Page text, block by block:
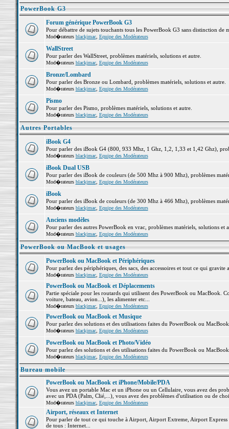
PowerBook G3
Forum générique PowerBook G3
Pour débattre de sujets touchants tous les PowerBook G3 sans distinction de
Mod�rateurs blackjmac, Equipe des Modérateurs
WallStreet
Pour parler des WallStreet, problèmes matériels, solutions et autre.
Mod�rateurs blackjmac, Equipe des Modérateurs
Bronze/Lombard
Pour parler des Bronze ou Lombard, problèmes matériels, solutions et autre.
Mod�rateurs blackjmac, Equipe des Modérateurs
Pismo
Pour parler des Pismo, problèmes matériels, solutions et autre.
Mod�rateurs blackjmac, Equipe des Modérateurs
Autres Portables
iBook G4
Pour parler des iBook G4 (800, 933 Mhz, 1 Ghz, 1,2, 1,33 et 1,42 Ghz),
Mod�rateurs blackjmac, Equipe des Modérateurs
iBook Dual USB
Pour parler des iBook de couleurs (de 500 Mhz à 900 Mhz), problèmes
Mod�rateurs blackjmac, Equipe des Modérateurs
iBook
Pour parler des iBook de couleurs (de 300 Mhz à 466 Mhz), problèmes
Mod�rateurs blackjmac, Equipe des Modérateurs
Anciens modèles
Pour parler des autres PowerBook en vrac, problèmes matériels, solutions et
Mod�rateurs blackjmac, Equipe des Modérateurs
PowerBook ou MacBook et usages
PowerBook ou MacBook et Périphériques
Pour parlez des périphériques, des sacs, des accessoires et tout ce qui
Mod�rateurs blackjmac, Equipe des Modérateurs
PowerBook ou MacBook et Déplacements
Partie spéciale pour les routards qui utilisent des PowerBook ou MacBook.
voiture, bateau, avion...), les alimenter etc...
Mod�rateurs blackjmac, Equipe des Modérateurs
PowerBook ou MacBook et Musique
Pour parlez des solutions et des utilisations faites du PowerBook ou
Mod�rateurs blackjmac, Equipe des Modérateurs
PowerBook ou MacBook et Photo/Vidéo
Pour parlez des solutions et des utilisations faites du PowerBook ou
Mod�rateurs blackjmac, Equipe des Modérateurs
Bureau mobile
PowerBook ou MacBook et iPhone/Mobile/PDA
Vous avez un portable Mac et un iPhone ou un Cellulaire, vous avez des
avec un PDA (Palm, Clié,...), vous avez des problèmes d'utilisation ou de
Mod�rateurs blackjmac, Equipe des Modérateurs
Airport, réseaux et Internet
Pour parler de tout ce qui touche à Airport, Airport Extreme, Airport
de tous : Internet...